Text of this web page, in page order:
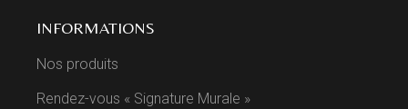
INFORMATIONS
Nos produits
Rendez-vous « Signature Murale »